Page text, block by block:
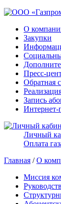
О
Закупки
Пресс-
Обратная
Запись
Личный
Оплата
Главная /О
Миссия